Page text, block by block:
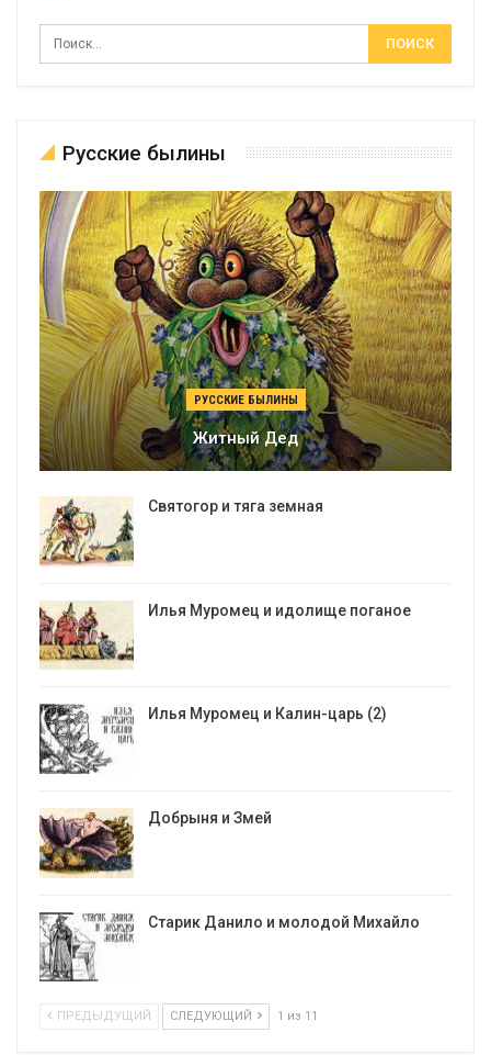
Русские былины
РУССКИЕ БЫЛИНЫ
Житный Дед
Святогор и тяга земная
Илья Муромец и идолище поганое
Илья Муромец и Калин-царь (2)
Добрыня и Змей
Старик Данило и молодой Михайло
ПРЕДЫДУЩИЙ СЛЕДУЮЩИЙ 1 из 11